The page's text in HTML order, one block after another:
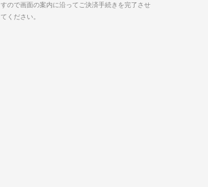
すので画面の案内に沿ってご決済手続きを完了させ
てください。